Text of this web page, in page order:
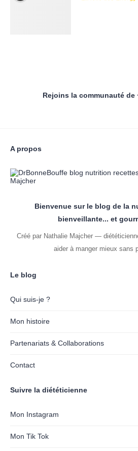
Rejoins la communauté de
A propos
Bienvenue sur le blog de la
bienveillante... et
Créé par Nathalie Majcher —
aider à manger mieux sans
Le blog
Qui suis-je ?
Mon histoire
Partenariats & Collaborations
Contact
Suivre la diététicienne
Mon Instagram
Mon Tik Tok